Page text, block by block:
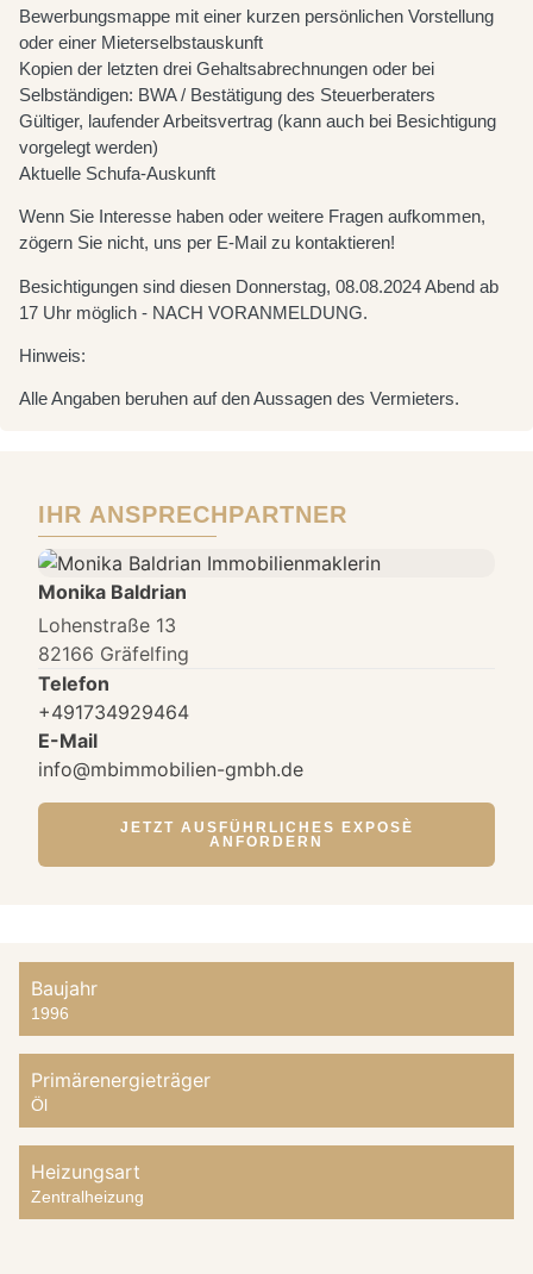
Bewerbungsmappe mit einer kurzen persönlichen Vorstellung
oder einer Mieterselbstauskunft
Kopien der letzten drei Gehaltsabrechnungen oder bei
Selbständigen: BWA / Bestätigung des Steuerberaters
Gültiger, laufender Arbeitsvertrag (kann auch bei Besichtigung
vorgelegt werden)
Aktuelle Schufa-Auskunft
Wenn Sie Interesse haben oder weitere Fragen aufkommen,
zögern Sie nicht, uns per E-Mail zu kontaktieren!
Besichtigungen sind diesen Donnerstag, 08.08.2024 Abend ab
17 Uhr möglich - NACH VORANMELDUNG.
Hinweis:
Alle Angaben beruhen auf den Aussagen des Vermieters.
IHR ANSPRECHPARTNER
Monika Baldrian
Lohenstraße 13
82166 Gräfelfing
Telefon
+491734929464
E-Mail
info@mbimmobilien-gmbh.de
JETZT AUSFÜHRLICHES EXPOSÈ
ANFORDERN
Baujahr
1996
Primärenergieträger
Öl
Heizungsart
Zentralheizung